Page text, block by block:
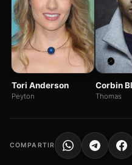
Tori Anderson
Peyton
Corbin
Thomas
COMPARTIR